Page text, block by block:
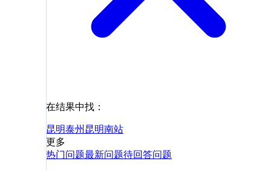
在结果中找：
昆明泰州 昆明南站
更多
热门问题最新问题待回答问题